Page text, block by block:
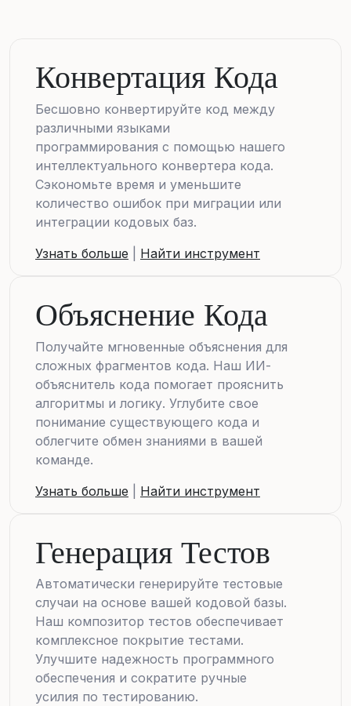
Конвертация Кода
Бесшовно конвертируйте код между
различными языками
программирования с помощью нашего
интеллектуального конвертера кода.
Сэкономьте время и уменьшите
количество ошибок при миграции или
интеграции кодовых баз.
Узнать больше
Найти инструмент
Объяснение Кода
Получайте мгновенные объяснения для
сложных фрагментов кода. Наш ИИ-
объяснитель кода помогает прояснить
алгоритмы и логику. Углубите свое
понимание существующего кода и
облегчите обмен знаниями в вашей
команде.
Узнать больше
Найти инструмент
Генерация Тестов
Автоматически генерируйте тестовые
случаи на основе вашей кодовой базы.
Наш композитор тестов обеспечивает
комплексное покрытие тестами.
Улучшите надежность программного
обеспечения и сократите ручные
усилия по тестированию.